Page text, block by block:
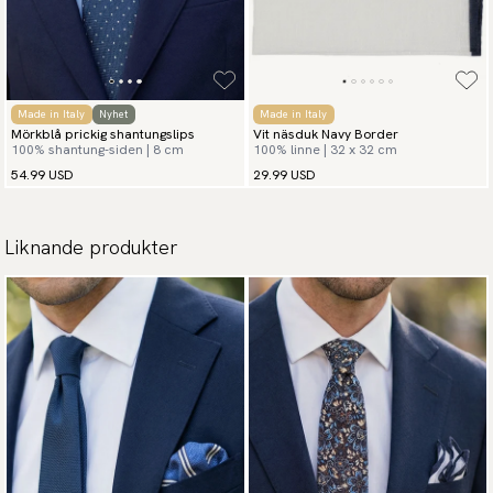
Made in Italy Nyhet
Mörkblå prickig shantungslips
100% shantung-siden | 8 cm
54.99 USD
Made in Italy
Vit näsduk Navy Border
100% linne | 32 x 32 cm
29.99 USD
Liknande produkter